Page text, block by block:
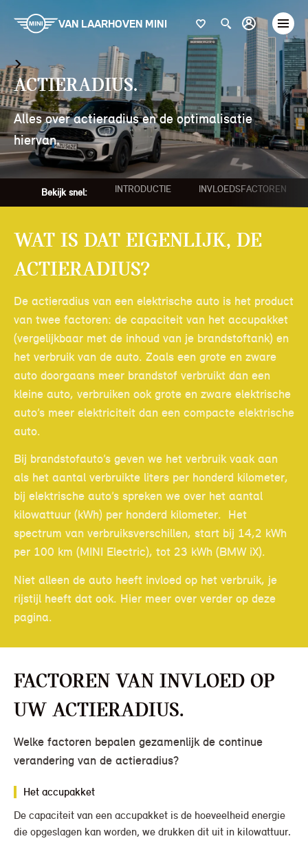
VAN LAARHOVEN MINI
Actieradius.
Alles over actieradius en de optimalisatie
hiervan.
Bekijk snel: INTRODUCTIE INVLOEDSFACTOREN
Wat is dat eigenlijk, de
actieradius?
De actieradius van een elektrische auto is het product
van twee factoren: de capaciteit van het accupakket
(vergelijkbaar met de inhoud van je brandstoftank) en
het verbruik van de auto. Zoals een grote en zware
auto doorgaans meer brandstof verbruikt dan een
kleine auto, verbruiken ook grote en zware elektrische
auto’s meer elektriciteit dan een compacte elektrische
auto.
Bij brandstofauto’s geven we het verbruik vaak aan
als het aantal verbruikte liters per honderd kilometer,
bij elektrische auto’s spreken we over het aantal
kilowattuur (kWh) per honderd kilometer. Het
spectrum van verbruiksverschillen, start bij 14,2 kWh
per 100 km (MINI Electric), tot 23 kWh (BMW iX).
Niet alleen de auto heeft invloed op het verbruik, je
rijstijl heeft dat ook. Hier meer over verder op deze
pagina.
Factoren van invloed op
uw actieradius.
Welke factoren bepalen gezamenlijk de continue
verandering van de actieradius?
Het accupakket
De capaciteit van een accupakket is de hoeveelheid energie
die opgeslagen kan worden, we drukken dit uit in kilowattuur.